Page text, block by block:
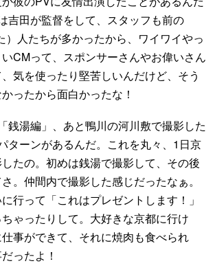
吉田が監督をして、スタッフも前の
）人たちが多かったから、ワイワイやっ
CMって、スポンサーさんやお偉いさん
気を使ったり堅苦しいんだけど、そう
ったから面白かったな！
銭湯編」、あと鴨川の河川敷で撮影した
ターンがあるんだ。これを丸々、1日京
たの。初めは銭湯で撮影して、その後
。仲間内で撮影した感じだったなぁ。
行って「これはプレゼントします！」
ゃったりして。大好きな京都に行け
事ができて、それに焼肉も食べられ
ったよ！